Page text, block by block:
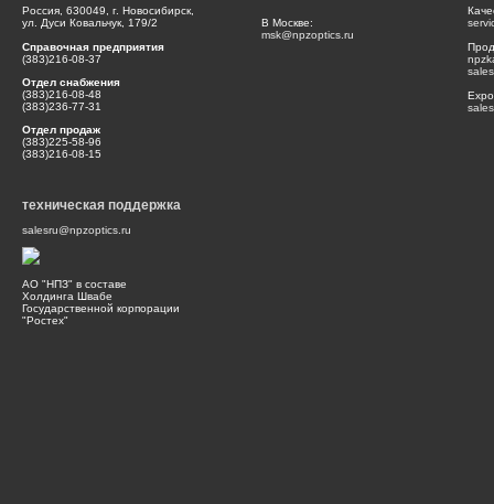
Россия, 630049, г. Новосибирск,
ул. Дуси Ковальчук, 179/2
Справочная предприятия
(383)216-08-37
Отдел снабжения
(383)216-08-48
(383)236-77-31
Отдел продаж
(383)225-58-96
(383)216-08-15
В Москве:
msk@npzoptics.ru
техническая поддержка
salesru@npzoptics.ru
АО "НПЗ" в составе
Холдинга Швабе
Государственной корпорации
"Ростех"